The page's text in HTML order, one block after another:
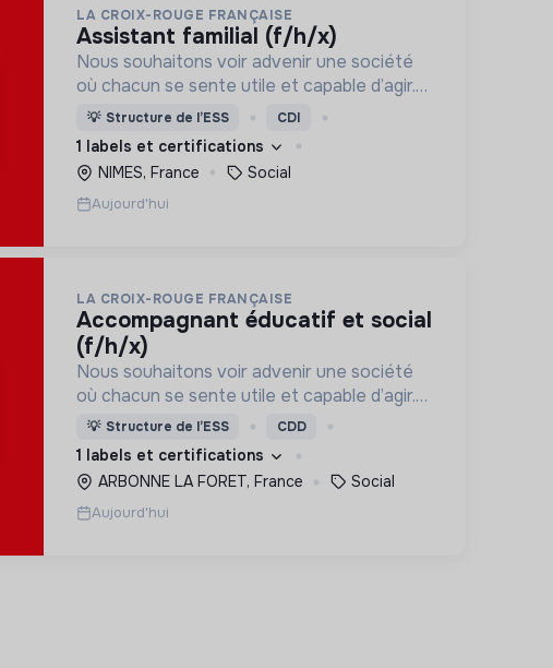
LA CROIX-ROUGE FRANÇAISE
assistant familial (f/h/x)
Nous souhaitons voir advenir une société
où chacun se sente utile et capable d’agir.
Pour cela, nous proposons des moyens et
des lieux d’engagement innovants et
adaptés à tous.
💡 Structure de l’ESS CDI
1 labels et certifications
NIMES, France
Social
Aujourd'hui
LA CROIX-ROUGE FRANÇAISE
accompagnant éducatif et social
(f/h/x)
Nous souhaitons voir advenir une société
où chacun se sente utile et capable d’agir.
Pour cela, nous proposons des moyens et
des lieux d’engagement innovants et
adaptés à tous.
💡 Structure de l’ESS CDD
1 labels et certifications
ARBONNE LA FORET, France
Social
Aujourd'hui